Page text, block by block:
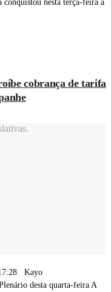
conquistou nesta terça-feira a
cobrança de tarifa
Kayo
desta quarta-feira A